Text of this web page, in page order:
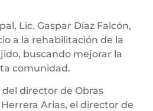
Lic. Gaspar Díaz Falcón,
a la rehabilitación de la
buscando mejorar la
comunidad.
director de Obras
Arias, el director de